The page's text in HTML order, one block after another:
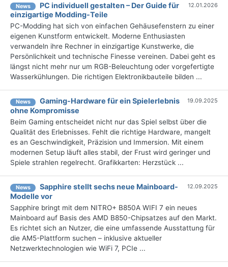
News
PC individuell gestalten – Der Guide für
einzigartige Modding-Teile
12.01.2026
PC-Modding hat sich von einfachen Gehäusefenstern zu einer
eigenen Kunstform entwickelt. Moderne Enthusiasten
verwandeln ihre Rechner in einzigartige Kunstwerke, die
Persönlichkeit und technische Finesse vereinen. Dabei geht es
längst nicht mehr nur um RGB-Beleuchtung oder vorgefertigte
Wasserkühlungen. Die richtigen Elektronikbauteile bilden ...
News
Gaming-Hardware für ein Spielerlebnis
ohne Kompromisse
19.09.2025
Beim Gaming entscheidet nicht nur das Spiel selbst über die
Qualität des Erlebnisses. Fehlt die richtige Hardware, mangelt
es an Geschwindigkeit, Präzision und Immersion. Mit einem
modernen Setup läuft alles stabil, der Frust wird geringer und
Spiele strahlen regelrecht. Grafikkarten: Herzstück ...
News
Sapphire stellt sechs neue Mainboard-
Modelle vor
12.09.2025
Sapphire bringt mit dem NITRO+ B850A WIFI 7 ein neues
Mainboard auf Basis des AMD B850-Chipsatzes auf den Markt.
Es richtet sich an Nutzer, die eine umfassende Ausstattung für
die AM5-Plattform suchen – inklusive aktueller
Netzwerktechnologien wie WiFi 7, PCIe ...